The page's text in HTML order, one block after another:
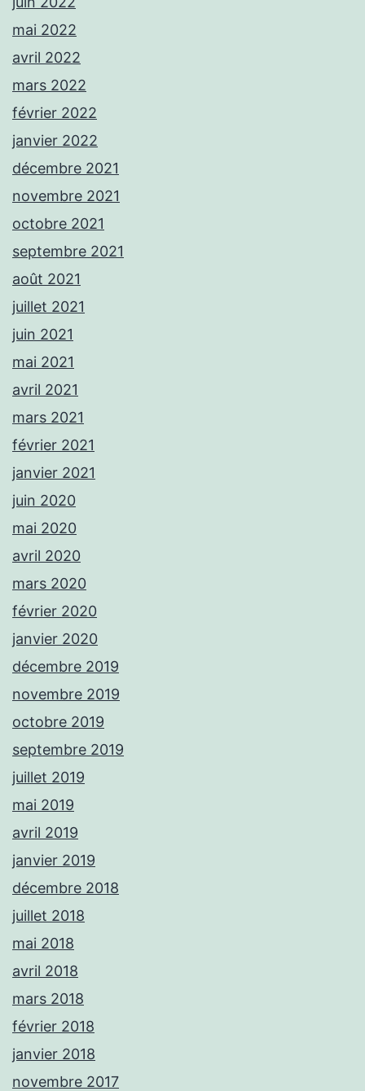
mai 2022
avril 2022
mars 2022
février 2022
janvier 2022
décembre 2021
novembre 2021
octobre 2021
septembre 2021
août 2021
juillet 2021
juin 2021
mai 2021
avril 2021
mars 2021
février 2021
janvier 2021
juin 2020
mai 2020
avril 2020
mars 2020
février 2020
janvier 2020
décembre 2019
novembre 2019
octobre 2019
septembre 2019
juillet 2019
mai 2019
avril 2019
janvier 2019
décembre 2018
juillet 2018
mai 2018
avril 2018
mars 2018
février 2018
janvier 2018
novembre 2017